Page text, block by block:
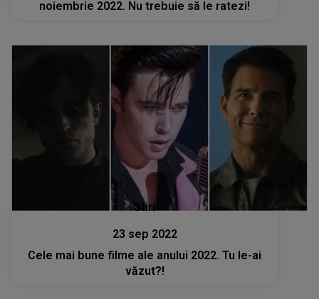
noiembrie 2022. Nu trebuie să le ratezi!
Stiri
23 sep 2022
Cele mai bune filme ale anului 2022. Tu le-ai
văzut?!